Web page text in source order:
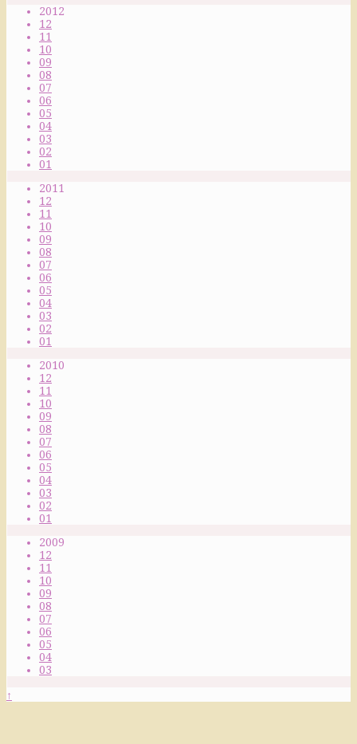
2012
12
11
10
09
08
07
06
05
04
03
02
01
2011
12
11
10
09
08
07
06
05
04
03
02
01
2010
12
11
10
09
08
07
06
05
04
03
02
01
2009
12
11
10
09
08
07
06
05
04
03
↑